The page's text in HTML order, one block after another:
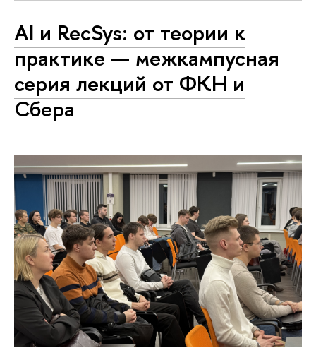
AI и RecSys: от теории к
практике — межкампусная
серия лекций от ФКН и
Сбера